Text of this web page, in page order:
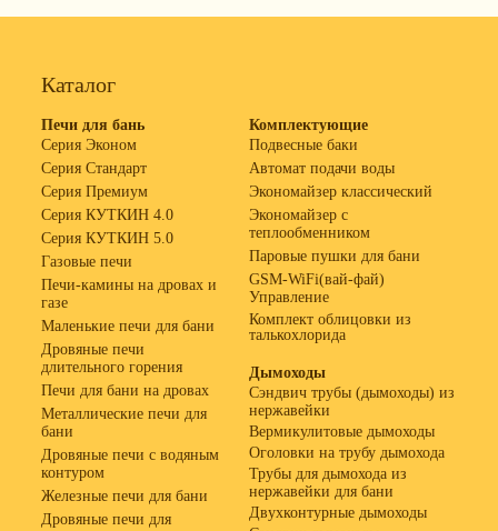
Каталог
Печи для бань
Серия Эконом
Серия Стандарт
Серия Премиум
Серия КУТКИН 4.0
Серия КУТКИН 5.0
Газовые печи
Печи-камины на дровах и
газе
Маленькие печи для бани
Дровяные печи
длительного горения
Печи для бани на дровах
Металлические печи для
бани
Дровяные печи с водяным
контуром
Железные печи для бани
Дровяные печи для
Комплектующие
Подвесные баки
Автомат подачи воды
Экономайзер классический
Экономайзер с
теплообменником
Паровые пушки для бани
GSM-WiFi(вай-фай)
Управление
Комплект облицовки из
талькохлорида
Дымоходы
Сэндвич трубы (дымоходы) из
нержавейки
Вермикулитовые дымоходы
Оголовки на трубу дымохода
Трубы для дымохода из
нержавейки для бани
Двухконтурные дымоходы